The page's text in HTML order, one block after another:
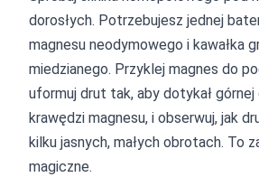
dorosłych. Potrzebujesz jednej
magnesu neodymowego i kawałka
miedzianego. Przyklej magnes do
uformuj drut tak, aby dotykał
krawędzi magnesu, i obserwuj, jak
kilku jasnych, małych obrotach. To
magiczne.